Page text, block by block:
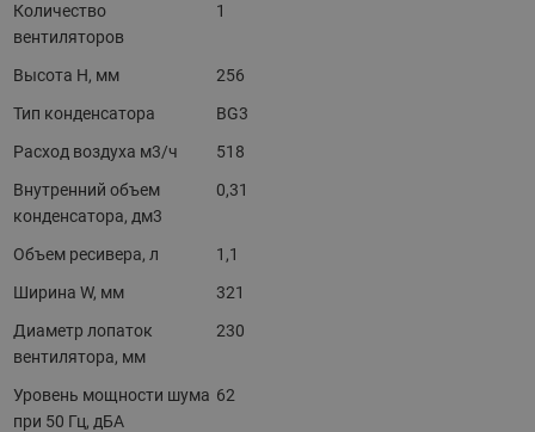
Количество
вентиляторов
1
Высота H, мм
256
Тип конденсатора
BG3
Расход воздуха м3/ч
518
Внутренний объем
конденсатора, дм3
0,31
Объем ресивера, л
1,1
Ширина W, мм
321
Диаметр лопаток
вентилятора, мм
230
Уровень мощности шума
при 50 Гц, дБА
62